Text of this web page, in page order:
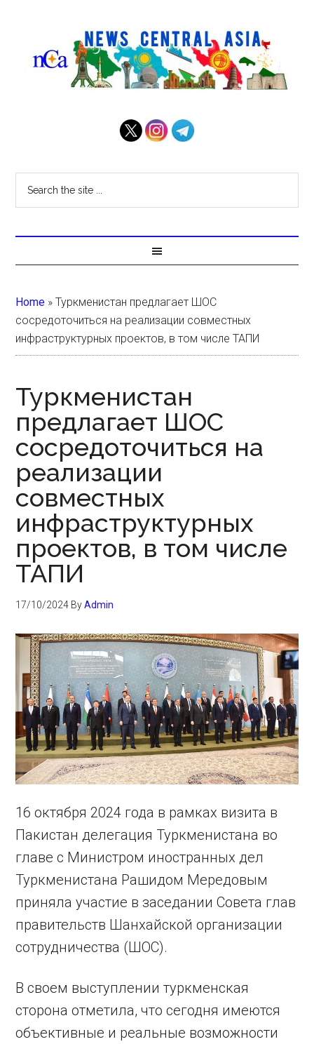
Home »Туркменистан предлагает ШОС
сосредоточиться на реализации совместных
инфраструктурных проектов, в том числе ТАПИ
Туркменистан
предлагает ШОС
сосредоточиться на
реализации
совместных
инфраструктурных
проектов, в том числе
ТАПИ
17/10/2024 ByAdmin
16 октября 2024 года в рамках визита в
Пакистан делегация Туркменистана во
главе с Министром иностранных дел
Туркменистана Рашидом Мередовым
приняла участие в заседании Совета глав
правительств Шанхайской организации
сотрудничества (ШОС).
В своем выступлении туркменская
сторона отметила, что сегодня имеются
объективные и реальные возможности